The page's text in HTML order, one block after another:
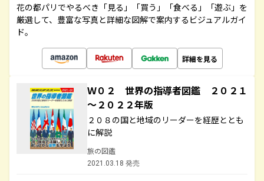
花の都パリでやるべき「見る」「買う」「食べる」「遊ぶ」を
厳選して、豊富な写真と詳細な図解で案内するビジュアルガイ
ド。
詳細を見る
Ｗ０２ 世界の指導者図鑑 ２０２１
～２０２２年版
２０８の国と地域のリーダーを経歴ととも
に解説
旅の図鑑
2021.03.18 発売